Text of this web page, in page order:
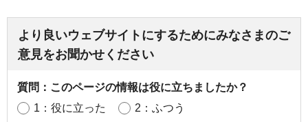
より良いウェブサイトにするためにみなさまのご
意見をお聞かせください
質問：このページの情報は役に立ちましたか？
1：役に立った
2：ふつう